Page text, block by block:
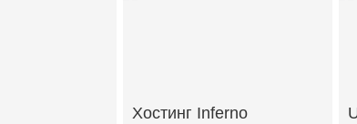
Хостинг Inferno